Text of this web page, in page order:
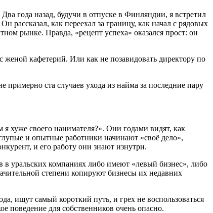
года назад, будучи в отпуске в Финляндии, я встретил
как переехал за границу, как начал с рядовых
рынке. Правда, «рецепт успеха» оказался прост: он
женой кафетерий. Или как не позавидовать директору по
ста случаев ухода из найма за последние пару
хуже своего нанимателя?». Они годами видят, как
и опытные работники начинают «своё дело»,
и его работу они знают изнутри.
в уральских компаниях либо имеют «левый бизнес», либо
степени копируют бизнесы их недавних
ищут самый короткий путь, и грех не воспользоваться
поведение для собственников очень опасно.